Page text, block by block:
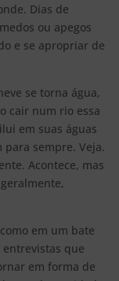
Dias de
ou apegos
e se apropriar de
se torna água,
cair num rio essa
em suas águas
para sempre. Veja.
Acontece, mas
em um bate
que
em forma de